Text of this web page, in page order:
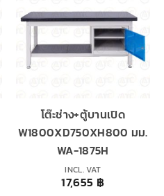
โต๊ะช่าง+ตู้บานเปิด
W1800XD750XH800 มม.
WA-1875H
INCL. VAT
17,655 ฿